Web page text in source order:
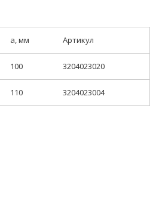
a, мм Артикул
100 3204023020
110 3204023004